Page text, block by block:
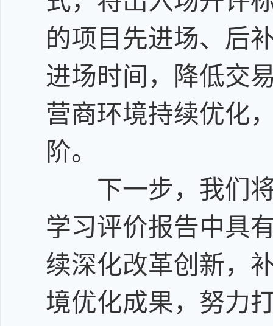
的项目先进场、后
进场时间，降低交
营商环境持续优化
阶。
下一步， 我们
学习评价报告中具
续深化改革创新，
境优化成果，努力